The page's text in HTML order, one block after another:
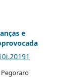
e